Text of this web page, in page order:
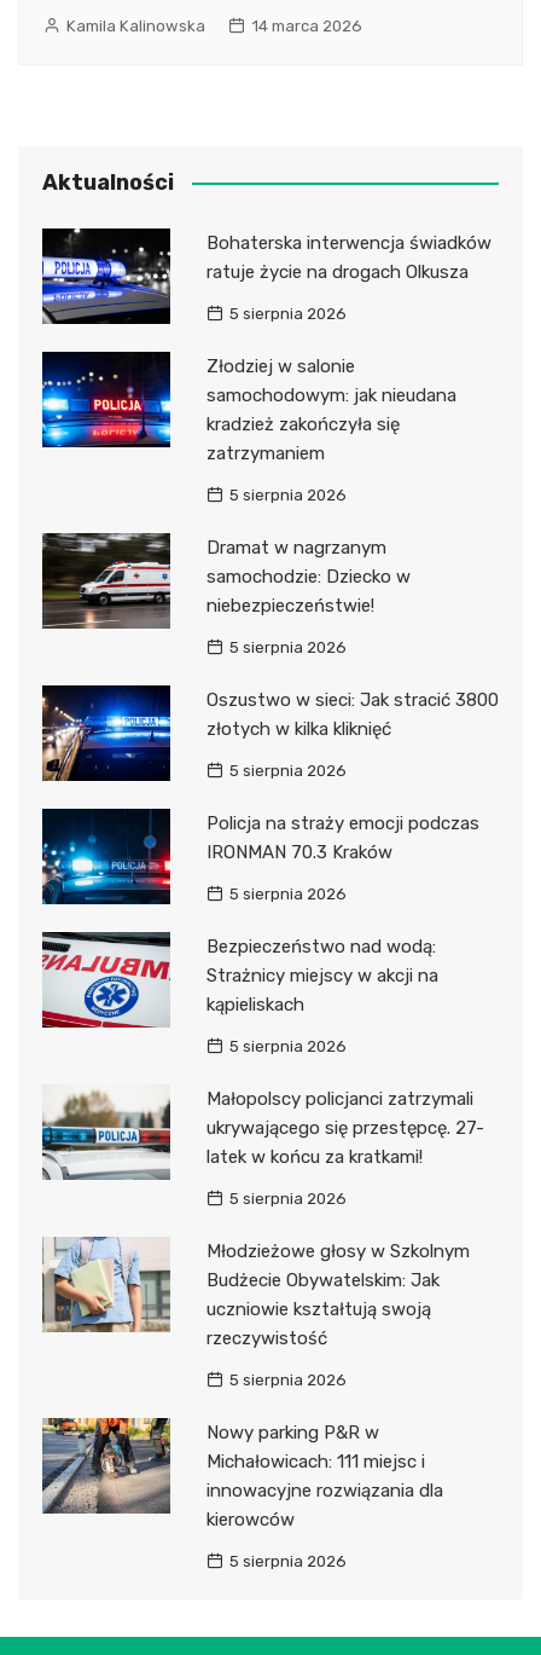
Kamila Kalinowska 14 marca 2026
Aktualności
Bohaterska interwencja świadków
ratuje życie na drogach Olkusza
5 sierpnia 2026
Złodziej w salonie
samochodowym: jak nieudana
kradzież zakończyła się
zatrzymaniem
5 sierpnia 2026
Dramat w nagrzanym
samochodzie: Dziecko w
niebezpieczeństwie!
5 sierpnia 2026
Oszustwo w sieci: Jak stracić 3800
złotych w kilka kliknięć
5 sierpnia 2026
Policja na straży emocji podczas
IRONMAN 70.3 Kraków
5 sierpnia 2026
Bezpieczeństwo nad wodą:
Strażnicy miejscy w akcji na
kąpieliskach
5 sierpnia 2026
Małopolscy policjanci zatrzymali
ukrywającego się przestępcę. 27-
latek w końcu za kratkami!
5 sierpnia 2026
Młodzieżowe głosy w Szkolnym
Budżecie Obywatelskim: Jak
uczniowie kształtują swoją
rzeczywistość
5 sierpnia 2026
Nowy parking P&R w
Michałowicach: 111 miejsc i
innowacyjne rozwiązania dla
kierowców
5 sierpnia 2026